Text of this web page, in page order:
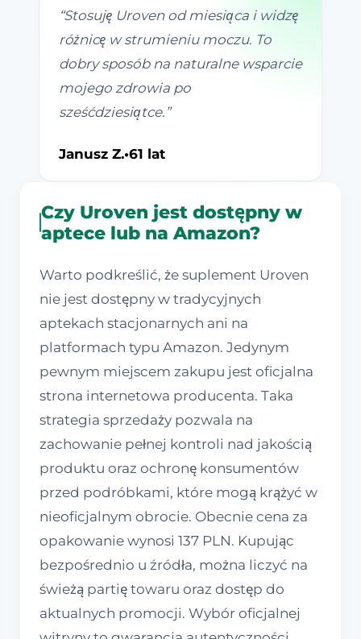
“Stosuję Uroven od miesiąca i widzę
różnicę w strumieniu moczu. To
dobry sposób na naturalne wsparcie
mojego zdrowia po
sześćdziesiątce. ”
Janusz Z.•61 lat
Czy Uroven jest dostępny w
aptece lub na Amazon?
Warto podkreślić, że suplement Uroven
nie jest dostępny w tradycyjnych
aptekach stacjonarnych ani na
platformach typu Amazon. Jedynym
pewnym miejscem zakupu jest oficjalna
strona internetowa producenta. Taka
strategia sprzedaży pozwala na
zachowanie pełnej kontroli nad jakością
produktu oraz ochronę konsumentów
przed podróbkami, które mogą krążyć w
nieoficjalnym obrocie. Obecnie cena za
opakowanie wynosi 137 PLN. Kupując
bezpośrednio u źródła, można liczyć na
świeżą partię towaru oraz dostęp do
aktualnych promocji. Wybór oficjalnej